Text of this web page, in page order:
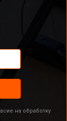
на обработку